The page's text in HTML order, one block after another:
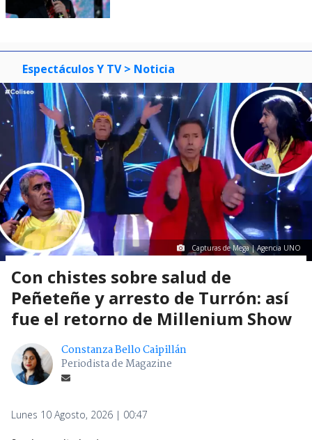
Espectáculos Y TV > Noticia
Capturas de Mega | Agencia UNO
Con chistes sobre salud de
Peñeteñe y arresto de Turrón: así
fue el retorno de Millenium Show
Constanza Bello Caipillán
Periodista de Magazine
Lunes 10 Agosto, 2026 | 00:47